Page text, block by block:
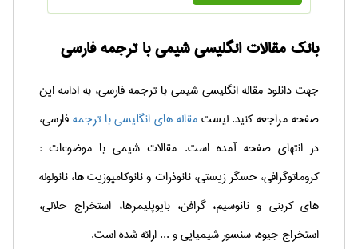
بانک مقالات انگلیسیشیمی با ترجمه فارسی
جهت دانلود مقاله انگلیسی شیمی با ترجمه فارسی، به ادامه این
صفحه مراجعه کنید. لیستمقاله های انگلیسی با ترجمهفارسی،
در انتهای صفحه آمده است. مقالات شیمی با موضوعات :
کروماتوگرافی، حسگر زیستی، نانوذرات و نانوکامپوزیت ها، نانولوله
های کربنی و نانوسیم، گرافن، بایوپلیمرها، استخراج حلالی،
استخراج جیوه، سنسور شیمیایی و ... ارائه شده است.